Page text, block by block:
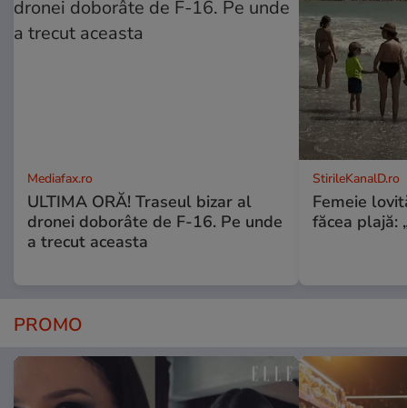
Mediafax.ro
ULTIMA ORĂ! Traseul bizar al
dronei doborâte de F-16. Pe unde
a trecut aceasta
StirileKanalD.ro
Femeie
făcea plajă:
PROMO